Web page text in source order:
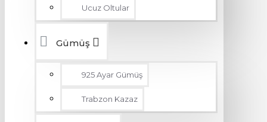
Ucuz Oltular
Gümüş
925 Ayar Gümüş
Trabzon Kazaz